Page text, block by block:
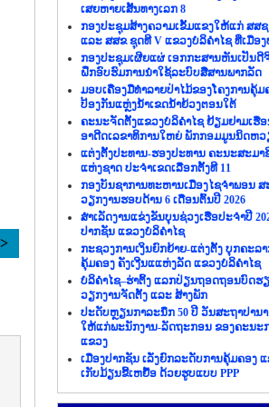
ເສຍຫາຍເສັ້ນທາງເລກ 8
ກອງປະຊຸມສ້າງຄວາມເຂັ້ມແຂງໃຫ້ແກ່ ສສ
ແລະ ສສຂ ຊຸດທີ V ແຂວງບໍລິຄຳໄຊ ທີ່ເມືອ
ກອງປະຊຸມເຜີຍແຜ່ ເອກກະສານຫັນເປັນດີ
ຝຶກອົບຮົມການນຳໃຊ້ລະບົບສື່ສານພາກລັດ
ມອບເຄື່ອງມືທຳລາຍປ່າໄມ້ຂອງໂຄງການຄຸ້ມ
ປ້ອງກັນແຫຼ່ງນ້ຳເຂດນ້ຳຍ້ວງຕອນໃຕ້
ຄະນະຈັດຕັ້ງແຂວງບໍລິຄຳໄຊ ຢ້ຽມຢາມເຮື
ອາດີດເລຂາທິການໃຫຍ່ ພັກກອມມູນນິດຫວ
ແຕ່ງຕັ້ງປະທານ-ຮອງປະທານ ຄະນະສະມາ
ແຫ່ງຊາດ ປະຈຳເຂດເລືອກຕັ້ງທີ 11
ກອງບັນຊາການທະຫານເມືອງໄຊຈຳພອນ
ວຽກງານຮອບດ້ານ 6 ເດືອນຕົ້ນປີ 2026
ສຳເລັດງານແຂ່ງຂັນບຸນຊ່ວງເຮືອປະຈຳປີ
ປາກຊັນ ແຂວງບໍລິຄຳໄຊ
ກະຊວງການເງິນຍົກຍ້າຍ-ແຕ່ງຕັ້ງ ບຸກຄະລ
ຄຸ້ມຄອງ ຄັງເງີນແແຫ່ງລັດ ແຂວງບໍລິຄຳໄຊ
ບໍລິຄຳໄຊ–ຮ່າຕິ້ງ ແລກປ່ຽນຖອດຖອນບົດຮ
ວຽກງານຈັດຕັ້ງ ແລະ ສ້າງພັກ
ປະດັບຫຼຽນກາລະນຶກ 50 ປີ ວັນສະຖາປານ
ໃຫ້ແກ່ພະນັກງານ-ລັດຖະກອນ ຂອງຄະນະ
ແຂວງ
ເມືອງປາກຊັນ ເລັ່ງຍົກລະດັບການຄຸ້ມຄອງ
ເກັບມ້ຽນຂີ້ເຫຍື້ອ ດ້ວຍຮູບແບບ PPP